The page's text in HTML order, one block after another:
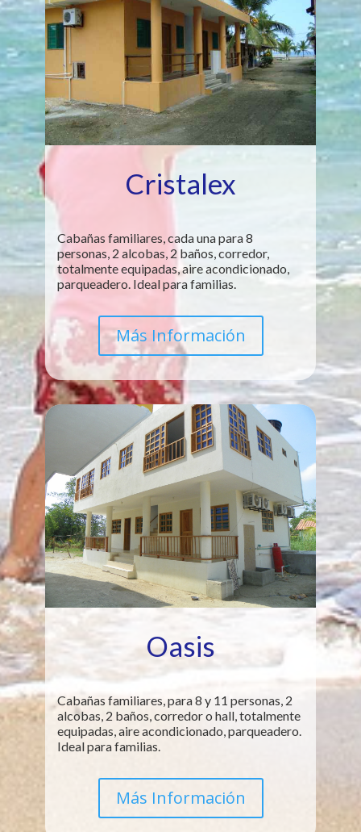
Cristalex
Cabañas familiares, cada una para 8
personas, 2 alcobas, 2 baños, corredor,
totalmente equipadas, aire acondicionado,
parqueadero. Ideal para familias.
Más Información
Oasis
Cabañas familiares, para 8 y 11 personas, 2
alcobas, 2 baños, corredor o hall, totalmente
equipadas, aire acondicionado, parqueadero.
Ideal para familias.
Más Información